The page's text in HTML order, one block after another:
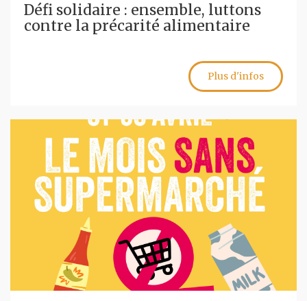
Défi solidaire : ensemble, luttons
contre la précarité alimentaire
Plus d'infos